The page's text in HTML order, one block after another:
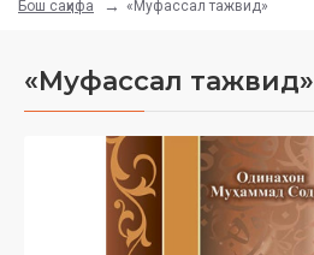
Бош саҳифа «Муфассал тажвид»
«Муфассал тажвид»